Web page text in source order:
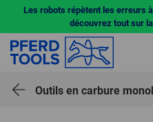
Les robots répètent les erreurs
découvrez tout sur
Outils en carbure